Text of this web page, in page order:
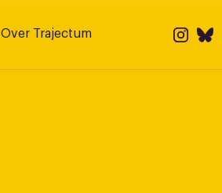
Over Trajectum